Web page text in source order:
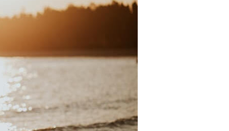
が怖いって本当？恋愛・魔除け
・仕事・イエスノー診断も
？作り方や効果がすごい体験談
こること｜衝撃的な変化7選
る
が増える
い・前世の夢を見る
クとした痛みがある
るサイン5選